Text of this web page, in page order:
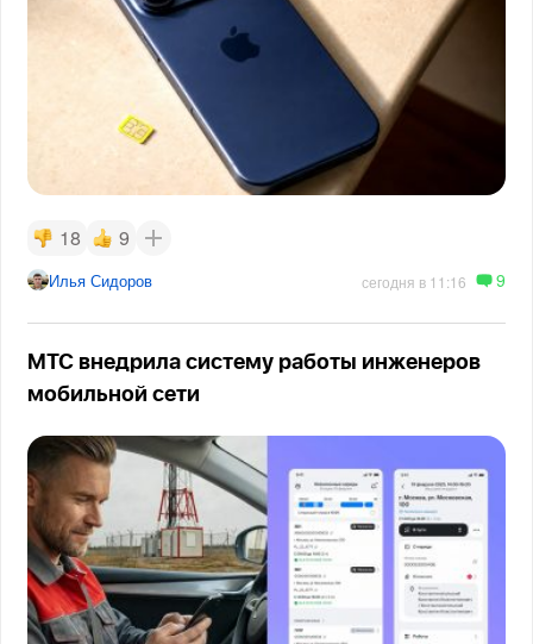
18 9
Илья Сидоров сегодня в 11:16 9
МТС внедрила систему работы инженеров
мобильной сети